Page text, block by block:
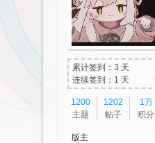
累计签到：3 天
连续签到：1 天
1200
主题
1202
帖子
1万
积分
版主